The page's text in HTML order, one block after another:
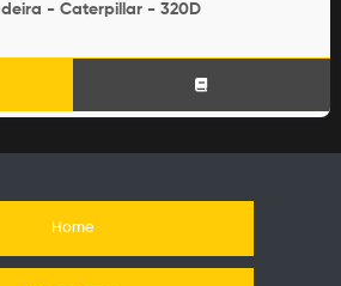
- Caterpillar - 320D
Home